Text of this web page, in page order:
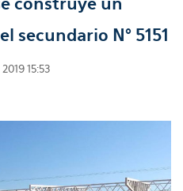
secundario N° 5151
15:53